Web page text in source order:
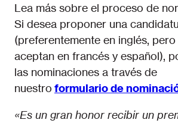
Lea más sobre el proceso de
Si desea proponer una
(preferentemente en inglés,
aceptan en francés y español),
las nominaciones a través de
nuestro formulario de
«Es un gran honor recibir un